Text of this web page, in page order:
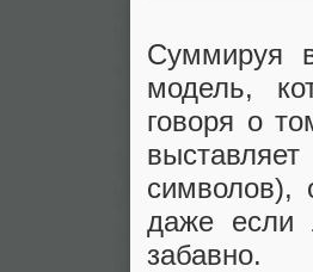
Суммируя
модель,
говоря о
символов),
даже если
забавно.